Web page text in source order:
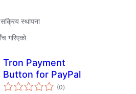
स्थापना
गरिएको
Tron Payment
Button for PayPal
(0कुल
रेटिङ्गहरू
)